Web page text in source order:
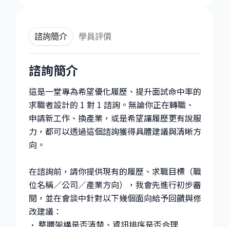
諮詢簡介 學員評價
諮詢簡介
這是一堂專為希望優化履歷、提升面試命中率的
求職者設計的 1 對 1 諮詢。無論你正在轉職、
申請新工作、換產業，或是希望讓履歷更有說服
力，都可以透過這個諮詢獲得具體建議與清晰方
向。
在諮詢前，請你提供現有的履歷、求職目標（職
位名稱／公司／產業方向），我會先進行初步審
閱，並在會談中針對以下幾個面向給予回饋與修
改建議：
• 整體架構是否清楚、資訊排序是否合理